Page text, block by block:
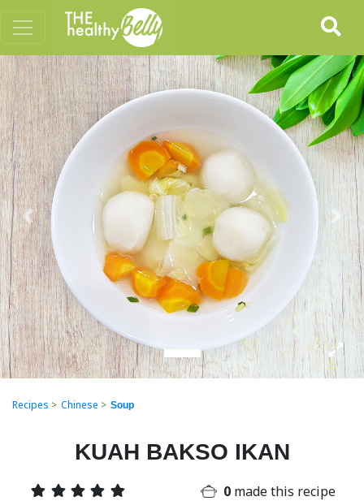
Previous Next
Recipes > Chinese > Soup
KUAH BAKSO IKAN
0 made this recipe